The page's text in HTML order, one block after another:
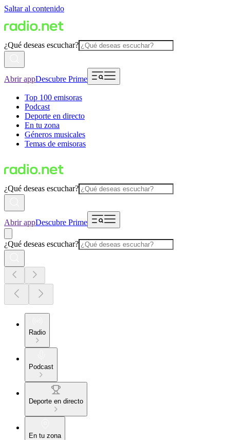
Saltar al contenido
¿Qué deseas escuchar?
Abrir appDescubre Prime
Top 100 emisoras
Podcast
Deporte en directo
En tu zona
Géneros musicales
Temas de emisoras
¿Qué deseas escuchar?
Abrir appDescubre Prime
¿Qué deseas escuchar?
Radio
Podcast
Deporte en directo
En tu zona